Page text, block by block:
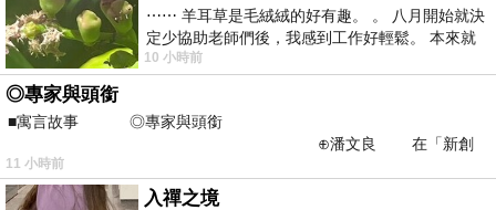
⋯⋯ 羊耳草是毛絨絨的好有趣。 。 八月開始就決
定少協助老師們後，我感到工作好輕鬆。 本來就
不是我的工作啊。 真
10 小時前
◎專家與頭銜
■寓言故事 ◎專家與頭銜
⊕潘文良 在「新創
之谷」裡——
11 小時前
入禪之境